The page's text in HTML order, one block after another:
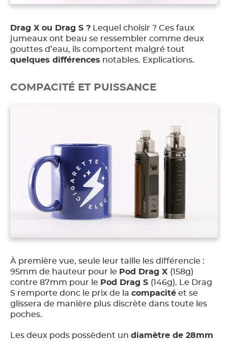
Drag X ou Drag S ? Lequel choisir ? Ces faux
jumeaux ont beau se ressembler comme deux
gouttes d’eau, ils comportent malgré tout
quelques différences notables. Explications.
COMPACITÉ ET PUISSANCE
À première vue, seule leur taille les différencie :
95mm de hauteur pour le Pod Drag X (158g)
contre 87mm pour le Pod Drag S (146g). Le Drag
S remporte donc le prix de la compacité et se
glissera de manière plus discrète dans toute les
poches.
Les deux pods possèdent un diamètre de 28mm